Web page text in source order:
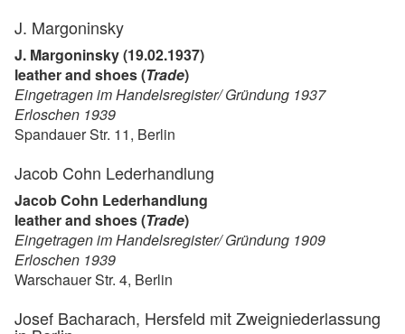
J. Margoninsky
J. Margoninsky (19.02.1937)
leather and shoes (Trade)
Eingetragen im Handelsregister/ Gründung 1937
Erloschen 1939
Spandauer Str. 11, Berlin
Jacob Cohn Lederhandlung
Jacob Cohn Lederhandlung
leather and shoes (Trade)
Eingetragen im Handelsregister/ Gründung 1909
Erloschen 1939
Warschauer Str. 4, Berlin
Josef Bacharach, Hersfeld mit Zweigniederlassung